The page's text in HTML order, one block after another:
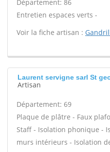
Département: 86
Entretien espaces verts -
Voir la fiche artisan :
Laurent servigne sarl St
Artisan
Département: 69
Plaque de plâtre - Faux
Staff - Isolation phonique -
murs intérieurs - Isolation